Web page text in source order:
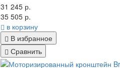
31 245 р.
35 505 р.
в корзину
В избранное
Сравнить